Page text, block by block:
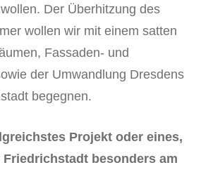
Der Überhitzung des
wollen wir mit einem satten
Fassaden- und
der Umwandlung Dresdens
begegnen.
Projekt oder eines,
besonders am